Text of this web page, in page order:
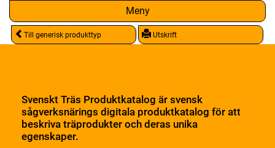
Meny
Till generisk produkttyp Utskrift
Svenskt Träs Produktkatalog är svensk
sågverksnärings digitala produktkatalog för att
beskriva träprodukter och deras unika
egenskaper.